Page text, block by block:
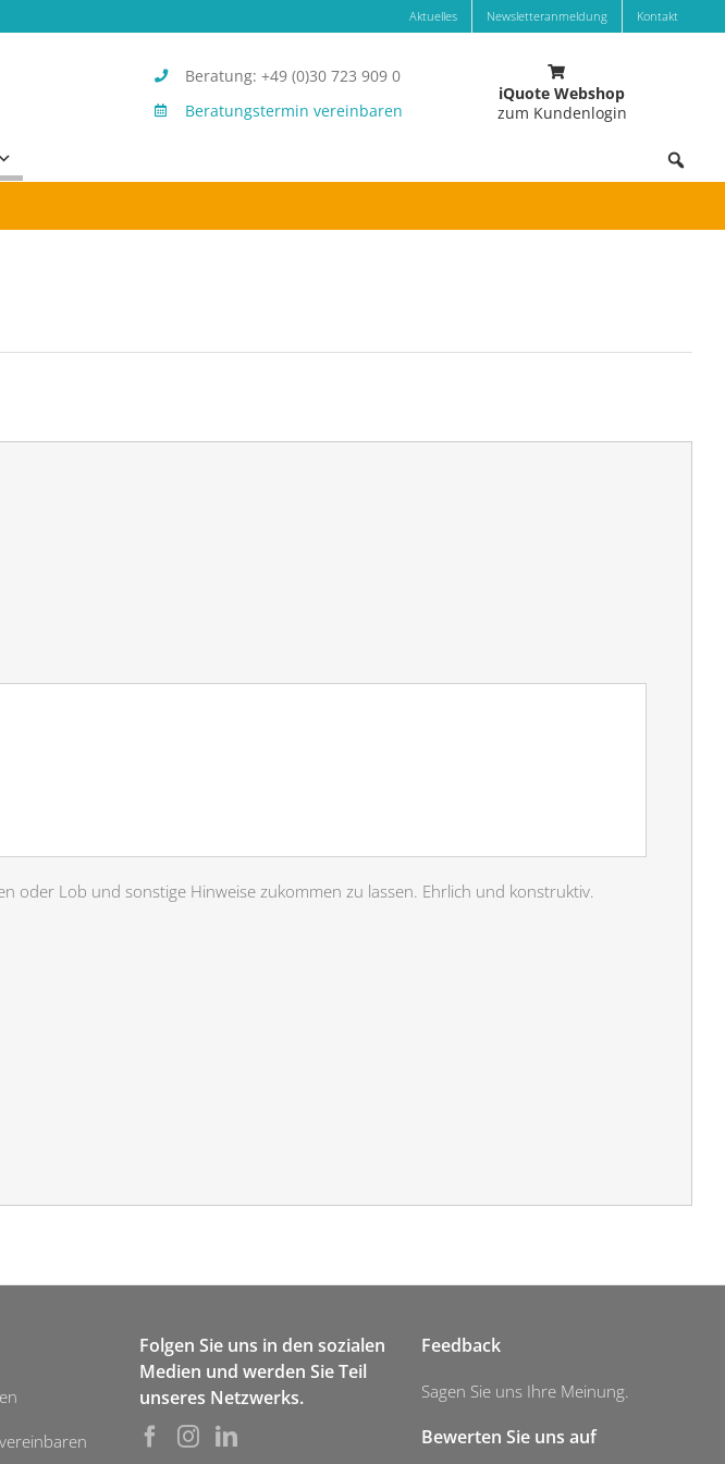
Aktuelles Newsletteranmeldung Kontakt
Beratung: +49 (0)30 723 909 0
Beratungstermin vereinbaren
iQuote Webshop
zum Kundenlogin
oder Lob und sonstige Hinweise zukommen zu lassen. Ehrlich und konstruktiv.
Folgen Sie uns in den sozialen
Medien und werden Sie Teil
unseres Netzwerks.
Feedback
Sagen Sie uns Ihre Meinung.
Bewerten Sie uns auf